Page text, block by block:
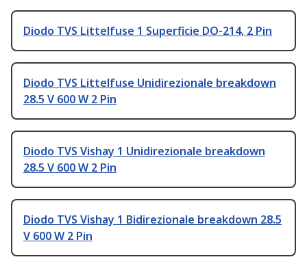
Diodo TVS Littelfuse 1 Superficie DO-214, 2 Pin
Diodo TVS Littelfuse Unidirezionale breakdown
28.5 V 600 W 2 Pin
Diodo TVS Vishay 1 Unidirezionale breakdown
28.5 V 600 W 2 Pin
Diodo TVS Vishay 1 Bidirezionale breakdown 28.5
V 600 W 2 Pin